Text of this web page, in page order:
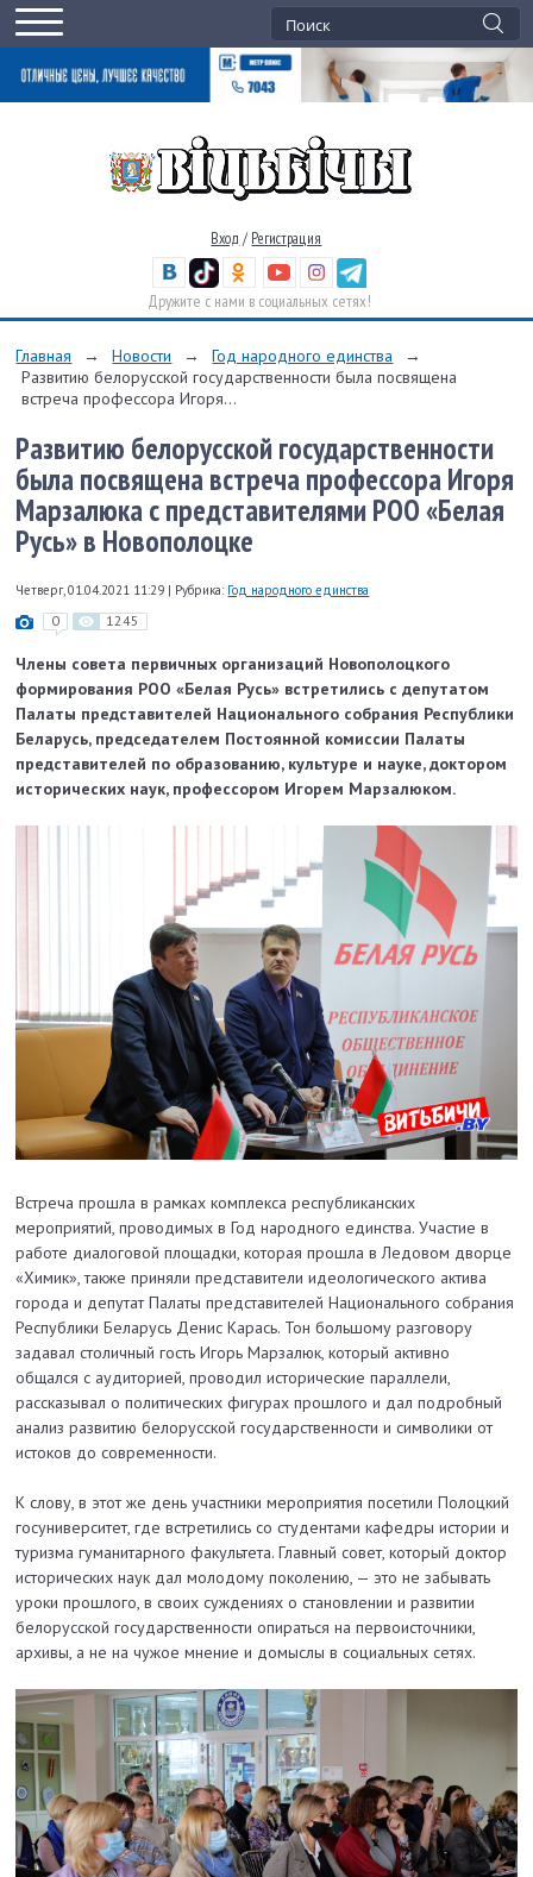
Вход / Регистрация
Дружите с нами в социальных сетях!
Главная → Новости → Год народного единства
→
Развитию белорусской государственности была посвящена
встреча профессора Игоря...
Развитию белорусской государственности
была посвящена встреча профессора Игоря
Марзалюка с представителями РОО «Белая
Русь» в Новополоцке
Четверг, 01.04.2021 11:29 | Рубрика: Год народного единства
0 1245
Члены совета первичных организаций Новополоцкого
формирования РОО «Белая Русь» встретились с депутатом
Палаты представителей Национального собрания Республики
Беларусь, председателем Постоянной комиссии Палаты
представителей по образованию, культуре и науке, доктором
исторических наук, профессором Игорем Марзалюком.
Встреча прошла в рамках комплекса республиканских
мероприятий, проводимых в Год народного единства. Участие в
работе диалоговой площадки, которая прошла в Ледовом дворце
«Химик», также приняли представители идеологического актива
города и депутат Палаты представителей Национального собрания
Республики Беларусь Денис Карась. Тон большому разговору
задавал столичный гость Игорь Марзалюк, который активно
общался с аудиторией, проводил исторические параллели,
рассказывал о политических фигурах прошлого и дал подробный
анализ развитию белорусской государственности и символики от
истоков до современности.
К слову, в этот же день участники мероприятия посетили Полоцкий
госуниверситет, где встретились со студентами кафедры истории и
туризма гуманитарного факультета. Главный совет, который доктор
исторических наук дал молодому поколению, — это не забывать
уроки прошлого, в своих суждениях о становлении и развитии
белорусской государствен­ности опираться на первоисточники,
архивы, а не на чужое мнение и домыслы в социальных сетях.